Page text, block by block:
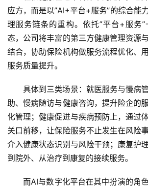
能
A
I
科
技
创
投
纪
应方，而是以”AI+平台+服务”的综合能
理服务链条的重构。依托”平台+服务
态，公司将丰富的第三方健康管理资源
结合，协助保险机构做服务流程优化、
服务质量提升。
具体到三类场景：就医服务与慢病
助、慢病随访与健康咨询，提升险企的
化管理；健康促进与疾病预防上，通过
关口前移，让保险服务不止发生在风险
介入健康状态识别与风险干预；康复护
到院外、从治疗到康复的接续服务。
而AI与数字化平台在其中扮演的角